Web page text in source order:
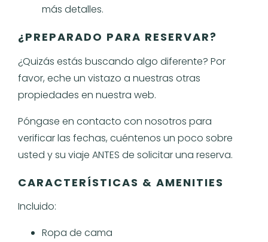
más detalles.
¿PREPARADO PARA RESERVAR?
¿Quizás estás buscando algo diferente? Por
favor, eche un vistazo a nuestras otras
propiedades en nuestra web.
Póngase en contacto con nosotros para
verificar las fechas, cuéntenos un poco sobre
usted y su viaje ANTES de solicitar una reserva.
CARACTERÍSTICAS & AMENITIES
Incluido:
Ropa de cama